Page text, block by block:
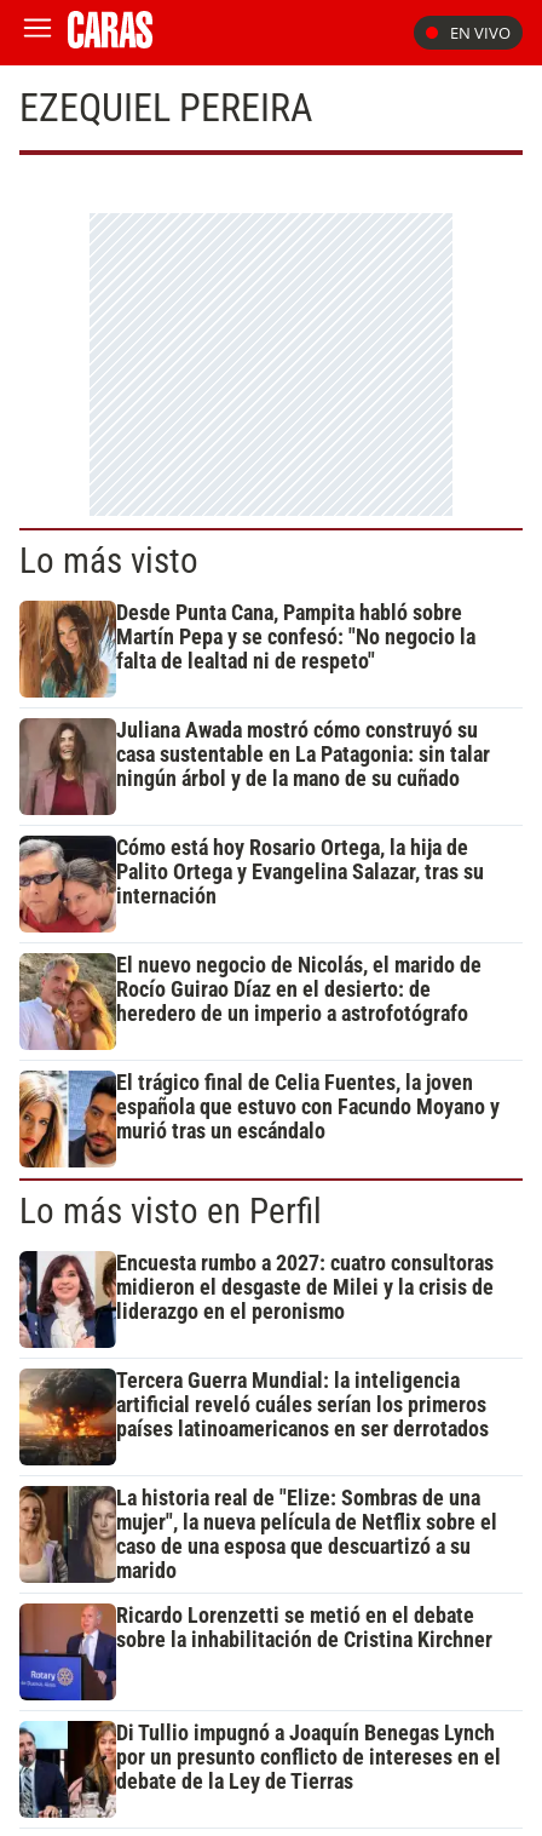
EN VIVO
EZEQUIEL PEREIRA
Lo más visto
Desde Punta Cana, Pampita habló sobre
Martín Pepa y se confesó: "No negocio la
falta de lealtad ni de respeto"
Juliana Awada mostró cómo construyó su
casa sustentable en La Patagonia: sin talar
ningún árbol y de la mano de su cuñado
Cómo está hoy Rosario Ortega, la hija de
Palito Ortega y Evangelina Salazar, tras su
internación
El nuevo negocio de Nicolás, el marido de
Rocío Guirao Díaz en el desierto: de
heredero de un imperio a astrofotógrafo
El trágico final de Celia Fuentes, la joven
española que estuvo con Facundo Moyano y
murió tras un escándalo
Lo más visto en Perfil
Encuesta rumbo a 2027: cuatro consultoras
midieron el desgaste de Milei y la crisis de
liderazgo en el peronismo
Tercera Guerra Mundial: la inteligencia
artificial reveló cuáles serían los primeros
países latinoamericanos en ser derrotados
La historia real de "Elize: Sombras de una
mujer", la nueva película de Netflix sobre el
caso de una esposa que descuartizó a su
marido
Ricardo Lorenzetti se metió en el debate
sobre la inhabilitación de Cristina Kirchner
Di Tullio impugnó a Joaquín Benegas Lynch
por un presunto conflicto de intereses en el
debate de la Ley de Tierras